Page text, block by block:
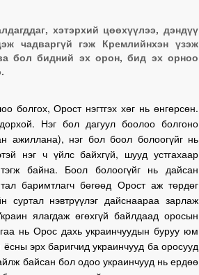
хэтэрхий цөөхүүлээ, дэндүү
чадваргүй гэж Кремлийнхэн үзэж
бол бидний эх орон, бид эх орноо
болгох, Орост нэгтгэх хөг нь өнгөрсөн.
Нэг бол дагуул боолоо болгоно
ажиллана), нэг бол боол болоогүйг нь
нэг ч үйлс байхгүй, шууд устгахаар
байна. Боол болоогүйг нь дайсан
баримтлагч бөгөөд Орост аж төрдөг
суртал нэвтрүүлэг дайснаараа зарлаж
ялагдаж өгөхгүй байлдаад оросын
нь Орос дахь украинчуудын буруу юм
эрх баригчид украинчууд ба оросууд
байсан бол одоо украинчууд нь ердөө